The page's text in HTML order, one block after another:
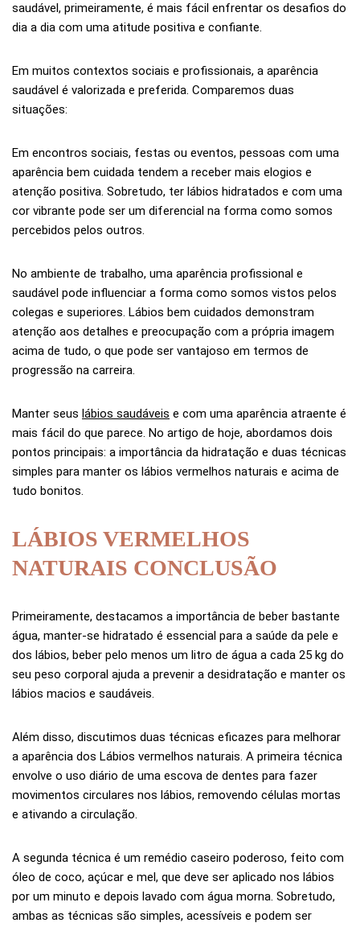
saudável, primeiramente, é mais fácil enfrentar os desafios do
dia a dia com uma atitude positiva e confiante.
Em muitos contextos sociais e profissionais, a aparência
saudável é valorizada e preferida. Comparemos duas
situações:
Em encontros sociais, festas ou eventos, pessoas com uma
aparência bem cuidada tendem a receber mais elogios e
atenção positiva. Sobretudo, ter lábios hidratados e com uma
cor vibrante pode ser um diferencial na forma como somos
percebidos pelos outros.
No ambiente de trabalho, uma aparência profissional e
saudável pode influenciar a forma como somos vistos pelos
colegas e superiores. Lábios bem cuidados demonstram
atenção aos detalhes e preocupação com a própria imagem
acima de tudo, o que pode ser vantajoso em termos de
progressão na carreira.
Manter seus lábios saudáveis e com uma aparência atraente é
mais fácil do que parece. No artigo de hoje, abordamos dois
pontos principais: a importância da hidratação e duas técnicas
simples para manter os lábios vermelhos naturais e acima de
tudo bonitos.
LÁBIOS VERMELHOS
NATURAIS CONCLUSÃO
Primeiramente, destacamos a importância de beber bastante
água, manter-se hidratado é essencial para a saúde da pele e
dos lábios, beber pelo menos um litro de água a cada 25 kg do
seu peso corporal ajuda a prevenir a desidratação e manter os
lábios macios e saudáveis.
Além disso, discutimos duas técnicas eficazes para melhorar
a aparência dos Lábios vermelhos naturais. A primeira técnica
envolve o uso diário de uma escova de dentes para fazer
movimentos circulares nos lábios, removendo células mortas
e ativando a circulação.
A segunda técnica é um remédio caseiro poderoso, feito com
óleo de coco, açúcar e mel, que deve ser aplicado nos lábios
por um minuto e depois lavado com água morna. Sobretudo,
ambas as técnicas são simples, acessíveis e podem ser